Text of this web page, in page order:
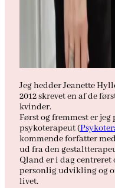
Jeg hedder Jeanette
2012 skrevet en af de
kvinder.
Først og fremmest er
psykoterapeut (
kommende forfatter
ud fra den
Qland er i dag
personlig udvikling og
livet.